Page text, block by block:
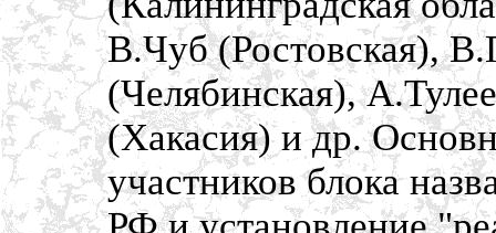
В.Чуб (Ростовская),
(Челябинская),
(Хакасия) и др.
участников блока